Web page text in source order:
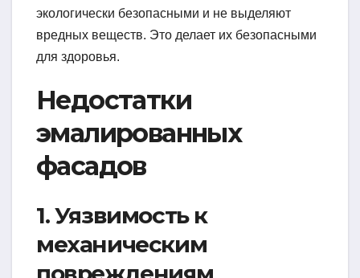
экологически безопасными и не выделяют
вредных веществ. Это делает их безопасными
для здоровья.
Недостатки
эмалированных
фасадов
1. Уязвимость к
механическим